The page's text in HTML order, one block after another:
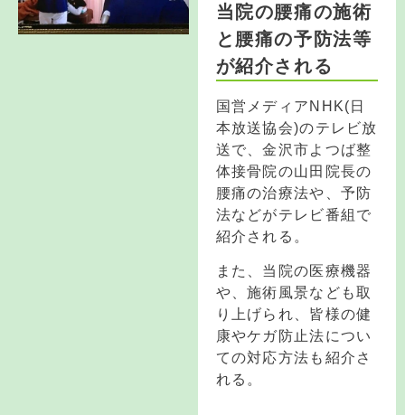
当院の腰痛の施術
と腰痛の予防法等
が紹介される
国営メディアNHK(日
本放送協会)のテレビ放
送で、金沢市よつば整
体接骨院の山田院長の
腰痛の治療法や、予防
法などがテレビ番組で
紹介される。
また、当院の医療機器
や、施術風景なども取
り上げられ、皆様の健
康やケガ防止法につい
ての対応方法も紹介さ
れる。